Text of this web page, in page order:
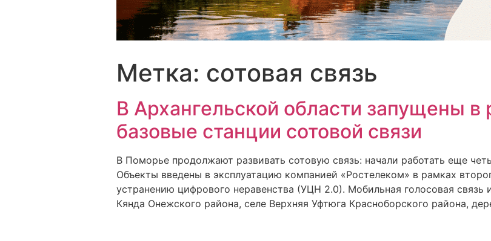
Метка: сотовая связь
В Архангельской области запущены в
базовые станции сотовой связи
В Поморье продолжают развивать сотовую связь: начали работать еще
Объекты введены в эксплуатацию компанией «Ростелеком» в рамках
устранению цифрового неравенства (УЦН 2.0). Мобильная голосовая связь
Кянда Онежского района, селе Верхняя Уфтюга Красноборского района,